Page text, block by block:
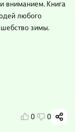
вниманием. Книга
любого
зимы.
0 0